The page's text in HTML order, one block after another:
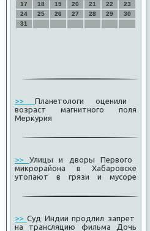
17
18 19 20 21 22
23
24
25 26 27 28 29
30
31
>> Планетологи оценили
возраст магнитного поля
Меркурия
>> Улицы и дворы Первого
микрорайона в Хабаровске
утопают в грязи и мусоре
>> Суд Индии продлил запрет
на трансляцию фильма Дочь